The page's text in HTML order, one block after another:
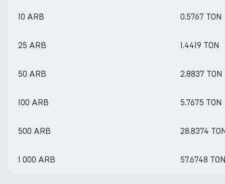
10 ARB 0.5767 TON
25 ARB 1.4419 TON
50 ARB 2.8837 TON
100 ARB 5.7675 TON
500 ARB 28.8374
1 000 ARB 57.6748